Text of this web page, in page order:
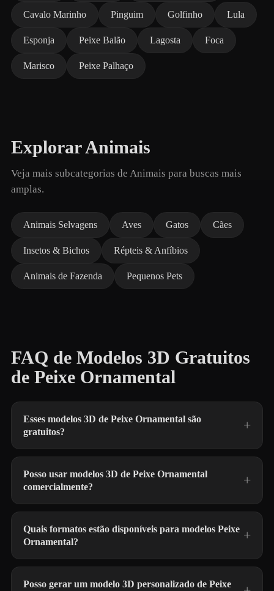
Cavalo Marinho Pinguim Golfinho Lula
Esponja Peixe Balão Lagosta Foca
Marisco Peixe Palhaço
Explorar Animais
Veja mais subcategorias de Animais para buscas mais
amplas.
Animais Selvagens Aves Gatos Cães
Insetos & Bichos Répteis & Anfíbios
Animais de Fazenda Pequenos Pets
FAQ de Modelos 3D Gratuitos
de Peixe Ornamental
Esses modelos 3D de Peixe Ornamental são
gratuitos?
Posso usar modelos 3D de Peixe Ornamental
comercialmente?
Quais formatos estão disponíveis para modelos Peixe
Ornamental?
Posso gerar um modelo 3D personalizado de Peixe